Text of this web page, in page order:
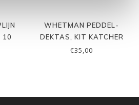
10
WHETMAN PEDDEL-
DEKTAS, KIT KATCHER
€35,00